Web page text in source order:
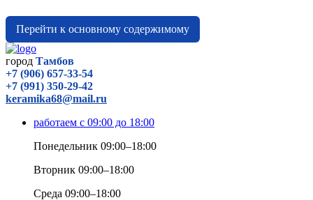
Перейти к основному содержимому
город Тамбов
+7 (906) 657-33-54
+7 (991) 350-29-42
keramika68@mail.ru
работаем с 09:00 до 18:00
Понедельник 09:00–18:00
Вторник 09:00–18:00
Среда 09:00–18:00